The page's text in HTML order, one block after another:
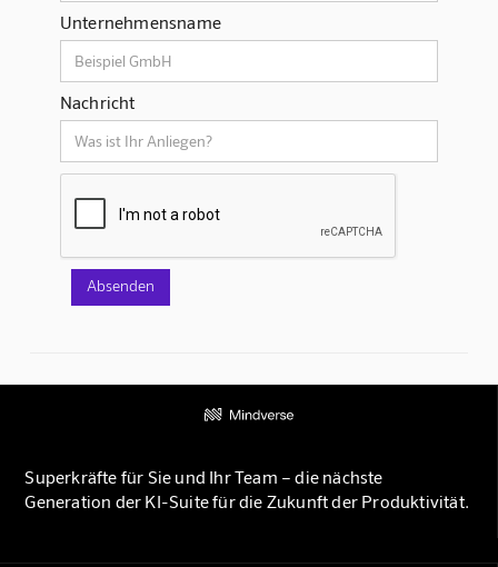
Unternehmensname
Nachricht
Superkräfte für Sie und Ihr Team – die nächste
Generation der KI-Suite für die Zukunft der Produktivität.